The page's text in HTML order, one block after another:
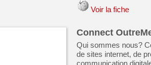
Voir la fiche
Connect
Qui sommes nous?
de sites internet, de
communication